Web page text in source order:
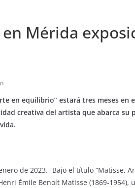
Mérida
en equilibrio” estará tres meses en
creativa del artista que abarca su
de 2023.- Bajo el título “Matisse,
Émile Benoít Matisse (1869-